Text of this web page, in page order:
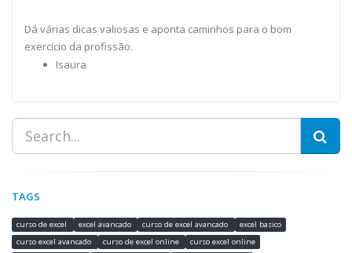
Dá várias dicas valiosas e aponta caminhos para o bom
exercício da profissão.
Isaura
TAGS
curso de excel excel avancado curso de excel avancado
excel basico
curso excel avancado
curso de excel online
curso excel online